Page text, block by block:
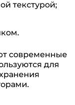
текстурой;
современные
для